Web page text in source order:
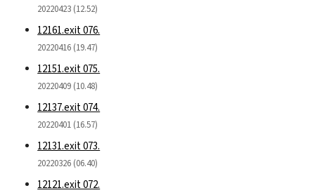
20220423 (12.52)
12161.exit 076.
20220416 (19.47)
12151.exit 075.
20220409 (10.48)
12137.exit 074.
20220401 (16.57)
12131.exit 073.
20220326 (06.40)
12121.exit 072.